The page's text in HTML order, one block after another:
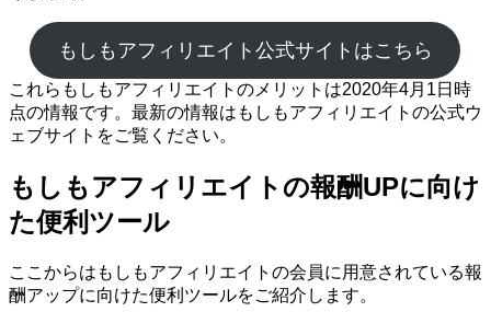
もしもアフィリエイト公式サイトはこちら
これらもしもアフィリエイトのメリットは2020年4月1日時
点の情報です。最新の情報はもしもアフィリエイトの公式ウ
ェブサイトをご覧ください。
もしもアフィリエイトの報酬UPに向け
た便利ツール
ここからはもしもアフィリエイトの会員に用意されている報
酬アップに向けた便利ツールをご紹介します。